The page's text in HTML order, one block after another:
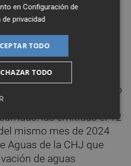
los demandantes que
encubra un nuevo
que su necesidad no
una conclusión
la adecuación a derecho
las emitidas el 12
mismo mes de 2024
Aguas de la CHJ que
de aguas
enConfiguración de
de privacidad
TODO
TODO